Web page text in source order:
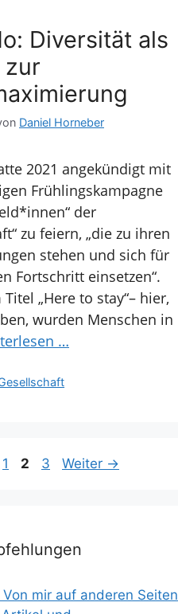
Diversität als
zur
Daniel Horneber
2021 angekündigt mit
Frühlingskampagne
der
zu feiern, „die zu ihren
stehen und sich für
Fortschritt einsetzen“.
„Here to stay“– hier,
wurden Menschen in
…
Seite
1 Seite
2 Seite
3 Weiter →
mir auf anderen Seiten